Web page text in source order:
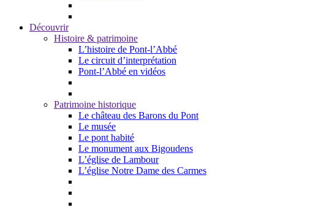
Découvrir
Histoire & patrimoine
L’histoire de Pont-l’Abbé
Le circuit d’interprétation
Pont-l’Abbé en vidéos
Patrimoine historique
Le château des Barons du Pont
Le musée
Le pont habité
Le monument aux Bigoudens
L’église de Lambour
L’église Notre Dame des Carmes